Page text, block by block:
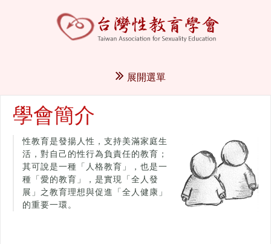
展開選單
學會簡介
性教育是發揚人性，支持美滿家庭生
活，對自己的性行為負責任的教育；
其可說是一種「人格教育」，也是一
種「愛的教育」，是實現「全人發
展」之教育理想與促進「全人健康」
的重要一環。